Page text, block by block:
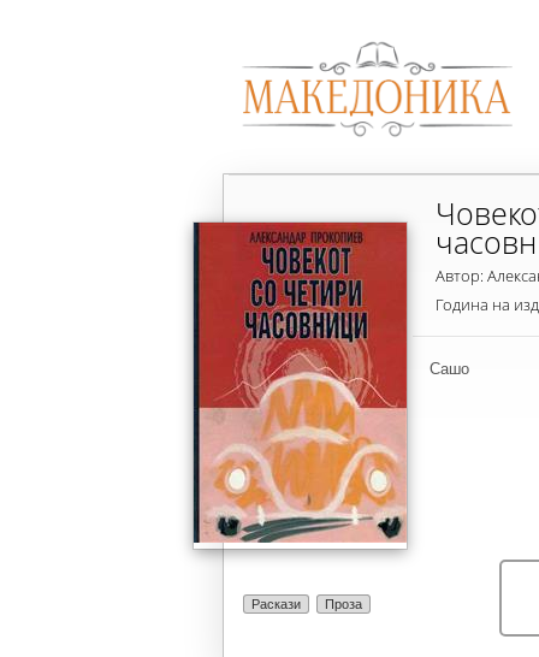
Раскази Проза
Автор:
Година на
Сашо